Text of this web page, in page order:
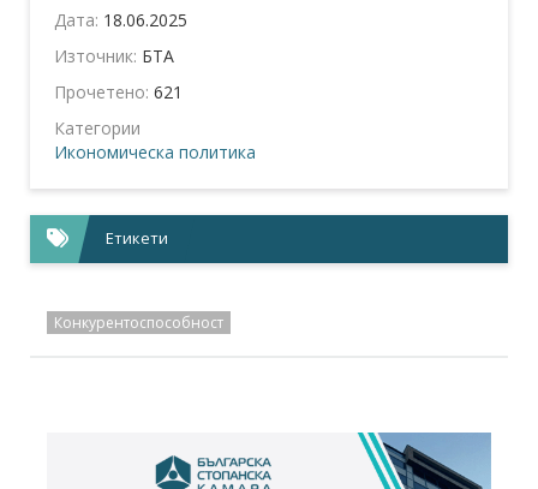
Дата: 18.06.2025
Източник: БТА
Прочетено: 621
Категории
Икономическа политика
Етикети
Конкурентоспособност